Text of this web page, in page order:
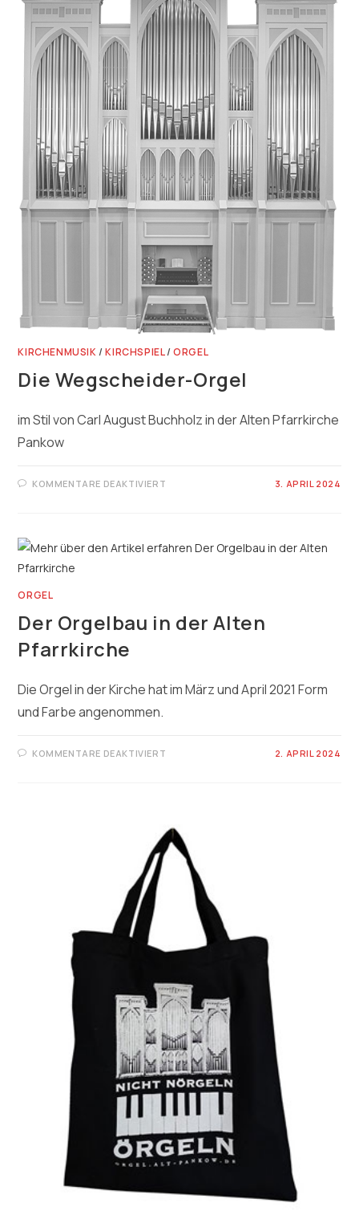
KIRCHENMUSIK/KIRCHSPIEL/ORGEL
Die Wegscheider-Orgel
im Stil von Carl August Buchholz in der Alten Pfarrkirche
Pankow
KOMMENTARE DEAKTIVIERT 3. APRIL 2024
ORGEL
Der Orgelbau in der Alten
Pfarrkirche
Die Orgel in der Kirche hat im März und April 2021 Form
und Farbe angenommen.
KOMMENTARE DEAKTIVIERT 2. APRIL 2024